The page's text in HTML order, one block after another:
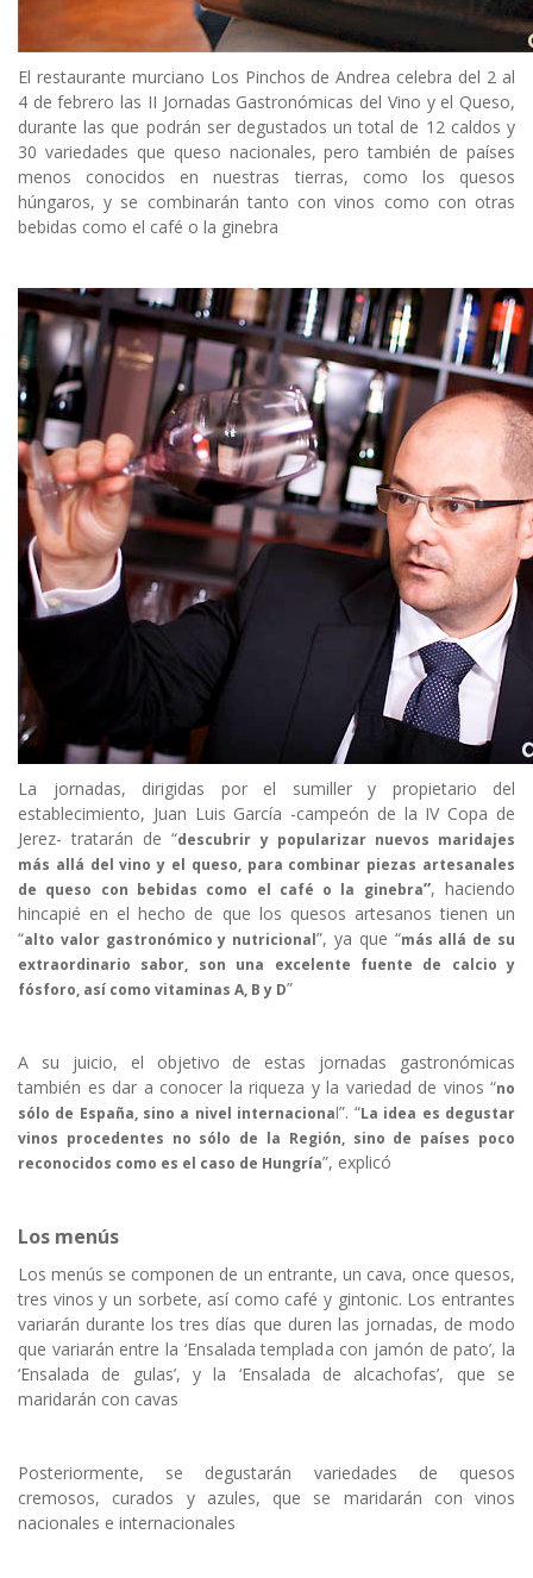
El restaurante murciano Los Pinchos de Andrea celebra del 2 al
4 de febrero las II Jornadas Gastronómicas del Vino y el Queso,
durante las que podrán ser degustados un total de 12 caldos y
30 variedades que queso nacionales, pero también de países
menos conocidos en nuestras tierras, como los quesos
húngaros, y se combinarán tanto con vinos como con otras
bebidas como el café o la ginebra
La jornadas, dirigidas por el sumiller y propietario del
establecimiento, Juan Luis García -campeón de la IV Copa de
Jerez- tratarán de “descubrir y popularizar nuevos maridajes
más allá del vino y el queso, para combinar piezas artesanales
de queso con bebidas como el café o la ginebra”, haciendo
hincapié en el hecho de que los quesos artesanos tienen un
“alto valor gastronómico y nutricional”, ya que “más allá de su
extraordinario sabor, son una excelente fuente de calcio y
fósforo, así como vitaminas A, B y D”
A su juicio, el objetivo de estas jornadas gastronómicas
también es dar a conocer la riqueza y la variedad de vinos “no
sólo de España, sino a nivel internacional”. “La idea es degustar
vinos procedentes no sólo de la Región, sino de países poco
reconocidos como es el caso de Hungría”, explicó
Los menús
Los menús se componen de un entrante, un cava, once quesos,
tres vinos y un sorbete, así como café y gintonic. Los entrantes
variarán durante los tres días que duren las jornadas, de modo
que variarán entre la ‘Ensalada templada con jamón de pato’, la
‘Ensalada de gulas’, y la ‘Ensalada de alcachofas’, que se
maridarán con cavas
Posteriormente, se degustarán variedades de quesos
cremosos, curados y azules, que se maridarán con vinos
nacionales e internacionales